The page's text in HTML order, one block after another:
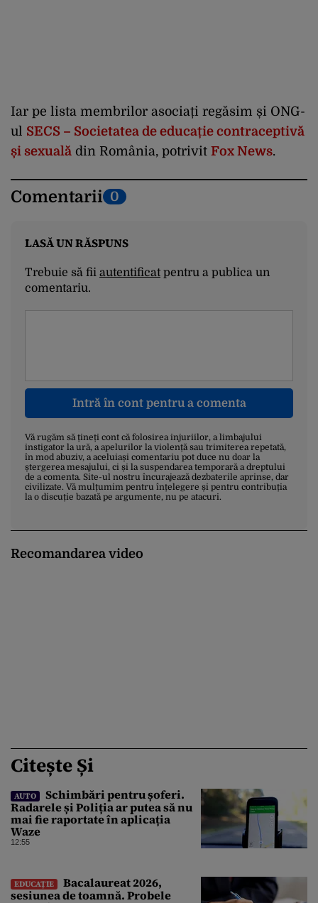
Iar pe lista membrilor asociați regăsim și ONG-
ul SECS – Societatea de educație contraceptivă
și sexuală din România, potrivit Fox News.
Comentarii 0
LASĂ UN RĂSPUNS
Trebuie să fii autentificatpentru a publica un
comentariu.
Intră în cont pentru a comenta
Vă rugăm să țineți cont că folosirea injuriilor, a limbajului
instigator la ură, a apelurilor la violență sau trimiterea repetată,
în mod abuziv, a aceluiași comentariu pot duce nu doar la
ștergerea mesajului, ci și la suspendarea temporară a dreptului
de a comenta. Site-ul nostru încurajează dezbaterile aprinse, dar
civilizate. Vă mulțumim pentru înțelegere și pentru contribuția
la o discuție bazată pe argumente, nu pe atacuri.
Recomandarea video
Citește Și
AUTO
Schimbări pentru șoferi.
Radarele și Poliția ar putea să nu
mai fie raportate în aplicația
Waze
12:55
EDUCAȚIE
Bacalaureat 2026,
sesiunea de toamnă. Probele